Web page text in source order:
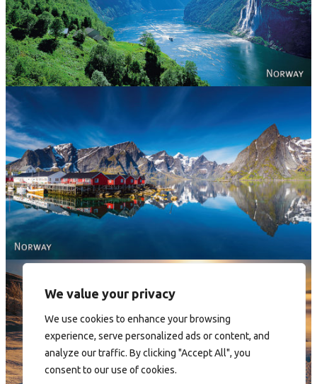
We value your privacy
We use cookies to enhance your browsing
experience, serve personalized ads or content, and
analyze our traffic. By clicking "Accept All", you
consent to our use of cookies.
Norway
Reine - Lofoten, Nord Norge. North Norway.
Norway - Winter gold